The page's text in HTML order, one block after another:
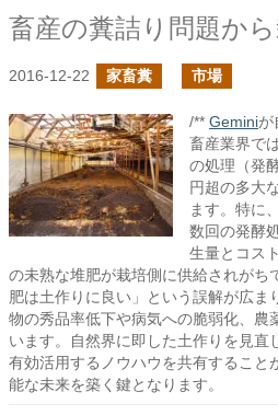
畜産の糞詰り問題か
2016-12-22 家畜糞 市場
/** Geminiが
畜産業界で
の処理（発
円超の多大
ます。特に
数回の発酵
生量とコス
の未熟な堆肥が栽培側に供給されがち
肥は土作りに良い」という誤解が広ま
物の秀品率低下や病気への脆弱化、農
います。自然界に即した土作りを見直
有効活用するノウハウを共有すること
能な未来を築く鍵となります。